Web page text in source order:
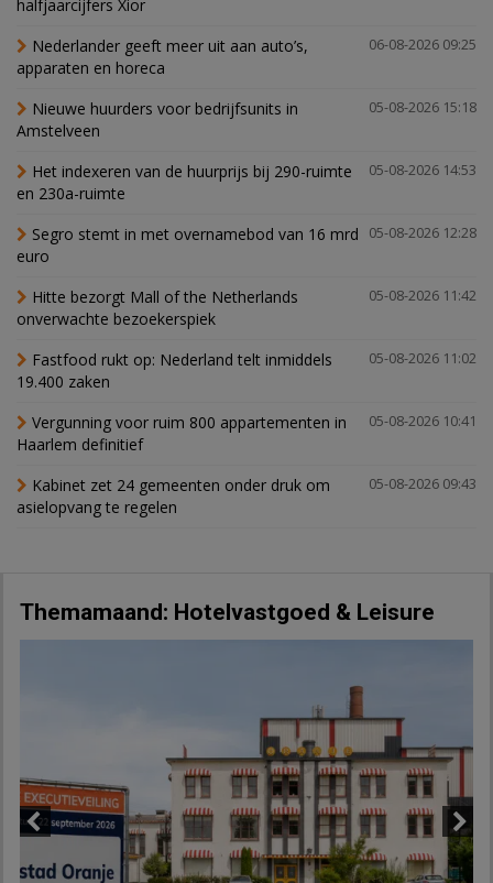
halfjaarcijfers Xior
06-08-2026 09:25
Nederlander geeft meer uit aan auto’s,
apparaten en horeca
05-08-2026 15:18
Nieuwe huurders voor bedrijfsunits in
Amstelveen
05-08-2026 14:53
Het indexeren van de huurprijs bij 290-ruimte
en 230a-ruimte
05-08-2026 12:28
Segro stemt in met overnamebod van 16 mrd
euro
05-08-2026 11:42
Hitte bezorgt Mall of the Netherlands
onverwachte bezoekerspiek
05-08-2026 11:02
Fastfood rukt op: Nederland telt inmiddels
19.400 zaken
05-08-2026 10:41
Vergunning voor ruim 800 appartementen in
Haarlem definitief
05-08-2026 09:43
Kabinet zet 24 gemeenten onder druk om
asielopvang te regelen
Themamaand: Hotelvastgoed & Leisure
Next